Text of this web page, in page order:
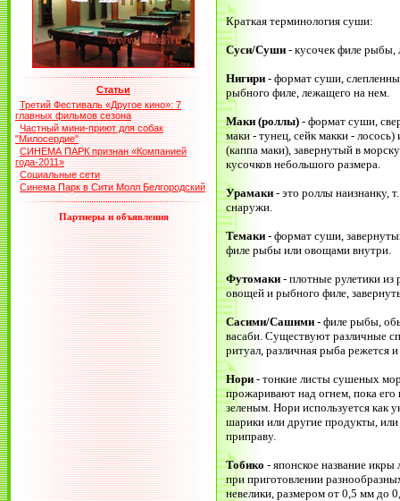
Статьи
Третий Фестиваль «Другое кино»: 7
главных фильмов сезона
Частный мини-приют для собак
"Милосердие"
СИНЕМА ПАРК признан «Компанией
года-2011»
Социальные сети
Синема Парк в Сити Молл Белгородский
Партнеры и объявления
Краткая терминология суши:
Суси/Суши - кусочек филе
Нигири - формат суши,
рыбного филе, лежащего на нем.
Маки (роллы) - формат суши,
маки - тунец, сейк макки -
(каппа маки), завернутый в
кусочков небольшого размера.
Урамаки - это роллы наизнанку,
снаружи.
Темаки - формат суши,
филе рыбы или овощами внутри.
Футомаки - плотные рулетики
овощей и рыбного филе,
Сасими/Сашими - филе рыбы,
васаби. Существуют различные
ритуал, различная рыба режется
Нори - тонкие листы сушеных
прожаривают над огнем, пока
зеленым. Нори используется как
ша­рики или другие продукты, или
приправу.
Тобико - японское название
при приготовлении
невелики, размером от 0,5 мм до